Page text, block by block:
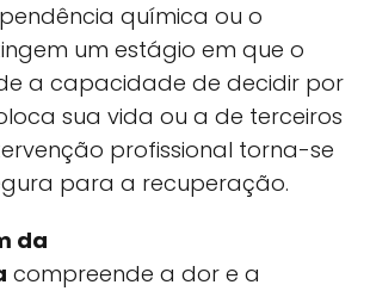
química ou o
um estágio em que o
a capacidade de decidir por
sua vida ou a de terceiros
profissional torna-se
para a recuperação.
da
compreende a dor e a